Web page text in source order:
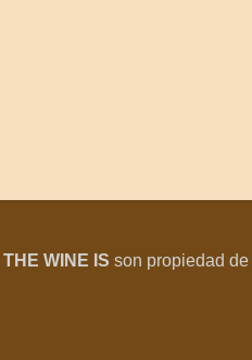
THE WINE IS son propiedad de